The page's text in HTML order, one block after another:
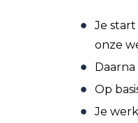
Je
onze
Op
Je